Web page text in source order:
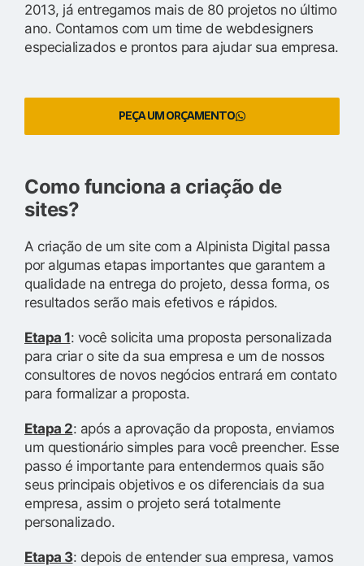
2013, já entregamos mais de 80 projetos no último
ano. Contamos com um time de webdesigners
especializados e prontos para ajudar sua empresa.
PEÇA UM ORÇAMENTO
Como funciona a criação de
sites?
A criação de um site com a Alpinista Digital passa
por algumas etapas importantes que garantem a
qualidade na entrega do projeto, dessa forma, os
resultados serão mais efetivos e rápidos.
Etapa 1: você solicita uma proposta personalizada
para criar o site da sua empresa e um de nossos
consultores de novos negócios entrará em contato
para formalizar a proposta.
Etapa 2: após a aprovação da proposta, enviamos
um questionário simples para você preencher. Esse
passo é importante para entendermos quais são
seus principais objetivos e os diferenciais da sua
empresa, assim o projeto será totalmente
personalizado.
Etapa 3: depois de entender sua empresa, vamos